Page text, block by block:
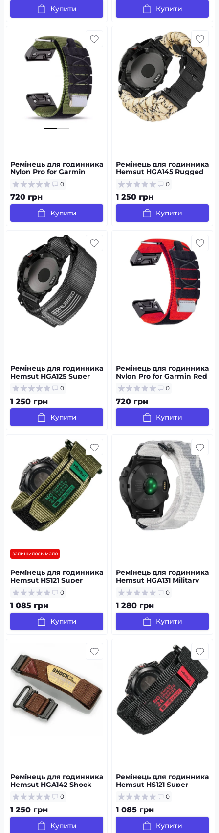
Купити Купити
Ремінець для годинника
Nylon Pro for Garmin
Army Green 22 мм
0
720 грн
Купити
Ремінець для годинника
Hemsut HGA145 Rugged
Paracord Garmin Khaki
22 mm
0
1 250 грн
Купити
Ремінець для годинника
Hemsut HGA125 Super
Rugged Garmin Black 20
mm
0
1 250 грн
Купити
Ремінець для годинника
Nylon Pro for Garmin Red
22 мм
0
720 грн
Купити
залишилось мало
Ремінець для годинника
Hemsut HS121 Super
Strong Nylon Garmin
Green 22 mm 0
1 085 грн
Купити
Ремінець для годинника
Hemsut HGA131 Military
nylon strap with Velcro
Garmin Camo White 22
mm
0
1 280 грн
Купити
Ремінець для годинника
Hemsut HGA142 Shock
the world Garmin Brown
26 mm
0
1 250 грн
Купити
Ремінець для годинника
Hemsut HS121 Super
Strong Nylon Garmin
Black 20 mm 0
1 085 грн
Купити